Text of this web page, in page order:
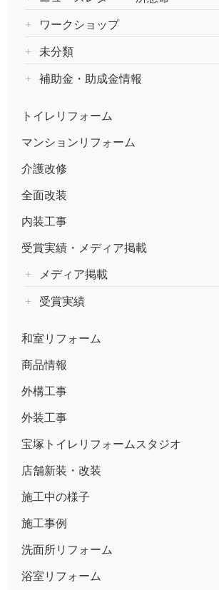
ワークショップ
未分類
補助金・助成金情報
トイレリフォーム
マンションリフォーム
介護改修
全面改装
内装工事
受賞実績・メディア掲載
メディア掲載
受賞実績
和室リフォーム
商品情報
外構工事
外装工事
宝塚トイレリフォームスタジオ
店舗新装・改装
施工中の様子
施工事例
洗面所リフォーム
浴室リフォーム